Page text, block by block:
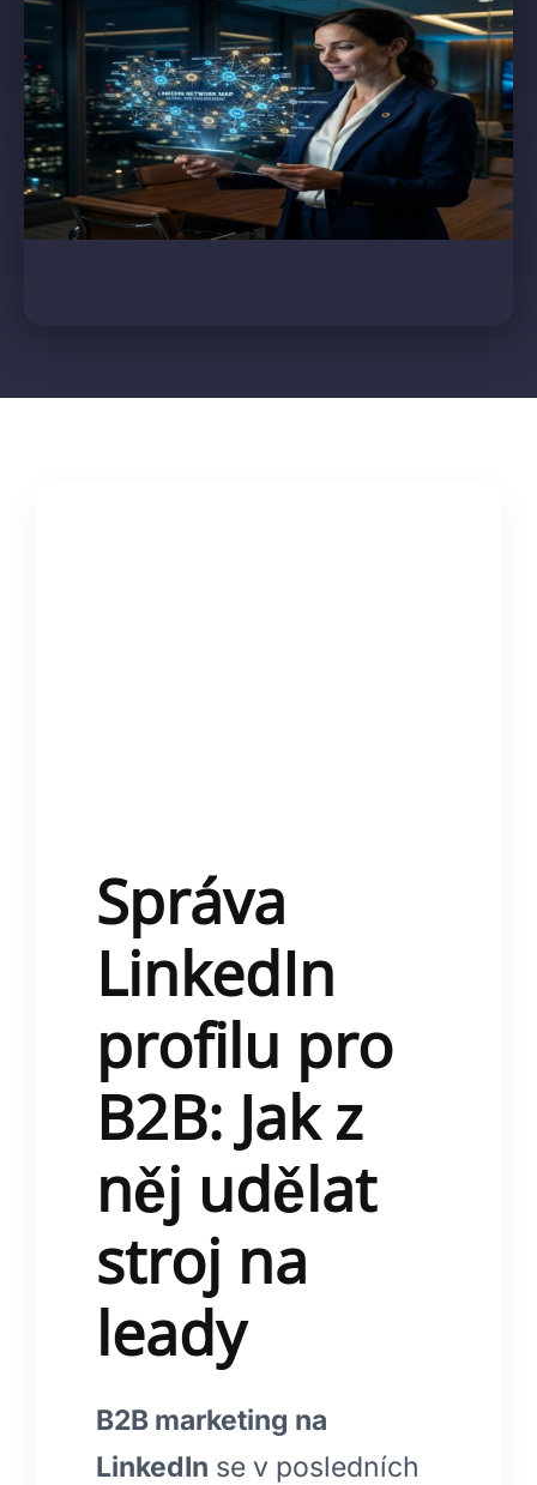
Správa
LinkedIn
profilu pro
B2B: Jak z
něj udělat
stroj na
leady
B2B marketing na
LinkedIn se v posledních